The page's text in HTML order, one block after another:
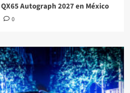
Autograph 2027 en México
0